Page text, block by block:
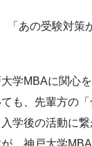
あの受験対
学MBAに関
も、先輩方の
学後の活動に